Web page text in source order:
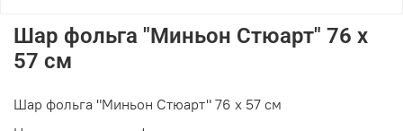
Шар фольга "Миньон Стюарт" 76 х
57 см
Шар фольга "Миньон Стюарт" 76 х 57 см